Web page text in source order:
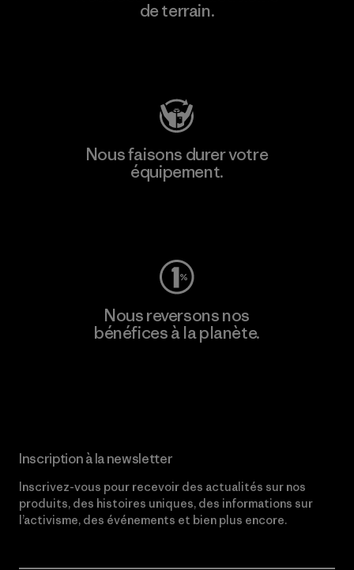
de terrain.
Nous faisons durer votre
équipement.
Nous reversons nos
bénéfices à la planète.
Inscription à la newsletter
Inscrivez-vous pour recevoir des actualités sur nos
produits, des histoires uniques, des informations sur
l’activisme, des événements et bien plus encore.